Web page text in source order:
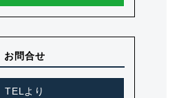
お問合せ
TELより